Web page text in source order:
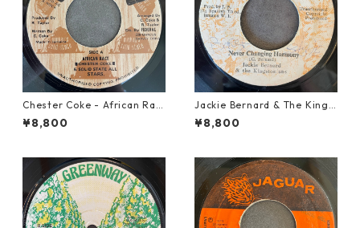
Chester Coke - African Rac
e【7-21819】
¥8,800
Jackie Bernard & The Kings
tonians - Never Changing H
armony【7-21948】
¥8,800